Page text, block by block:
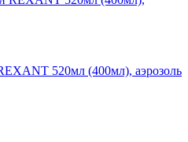
520мл (400мл), аэрозоль